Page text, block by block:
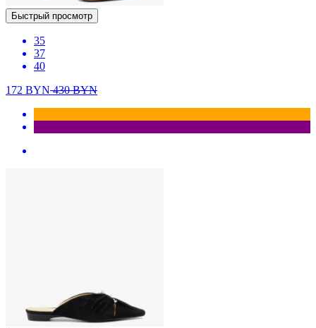
Быстрый просмотр
35
37
40
172 BYN430BYN